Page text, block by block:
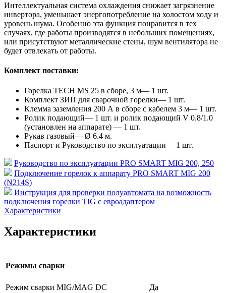
Интеллектуальная система охлаждения снижает загрязнение
инвертора, уменьшает энергопотребление на холостом ходу и
уровень шума. Особенно эта функция понравится в тех
случаях, где работы производятся в небольших помещениях,
или присутствуют металлические стены, шум вентилятора не
будет отвлекать от работы.
Комплект поставки:
Горелка TECH MS 25 в сборе, 3 м— 1 шт.
Комплект ЗИП для сварочной горелки— 1 шт.
Клемма заземления 200 А в сборе с кабелем 3 м— 1 шт.
Ролик подающий— 1 шт. и ролик подающий V 0.8/1.0
(установлен на аппарате) — 1 шт.
Рукав газовый— Ø 6.4 м.
Паспорт и Руководство по эксплуатации— 1 шт.
Руководство по эксплуатации PRO SMART MIG 200, 250
Подключение горелок к аппарату PRO SMART MIG 200
(N214S)
Инструкция для проверки полуавтомата на возможность
подключения горелки TIG с евроадаптером
Характеристики
Характеристики
Режимы сварки
Режим сварки MIG/MAG DC
Да